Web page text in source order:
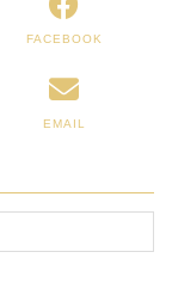
FACEBOOK
EMAIL